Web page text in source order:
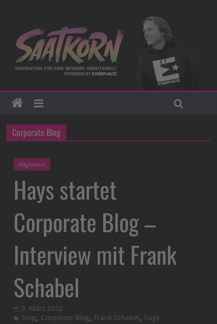
Corporate Blog
Allgemein
Hays startet
Corporate Blog –
Interview mit Frank
Schabel
9. März 2012
blog, Corporate Blog, Frank Schabel, hays